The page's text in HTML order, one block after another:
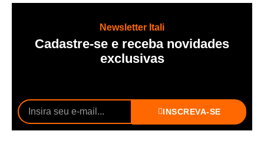
Newsletter Itali
Cadastre-se e receba novidades
exclusivas
INSCREVA-SE